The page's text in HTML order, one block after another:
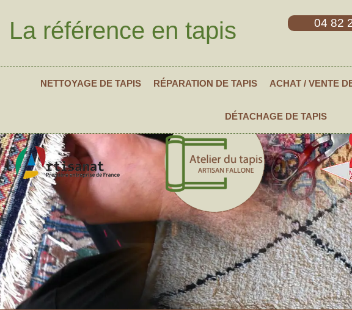
La référence en tapis 04 82
NETTOYAGE DE TAPIS RÉPARATION DE TAPIS ACHAT / VENTE
DÉTACHAGE DE TAPIS